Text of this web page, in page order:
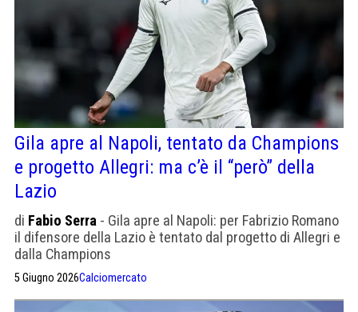
Gila apre al Napoli, tentato da Champions
e progetto Allegri: ma c’è il “però” della
Lazio
di Fabio Serra - Gila apre al Napoli: per Fabrizio Romano
il difensore della Lazio è tentato dal progetto di Allegri e
dalla Champions
5 Giugno 2026Calciomercato